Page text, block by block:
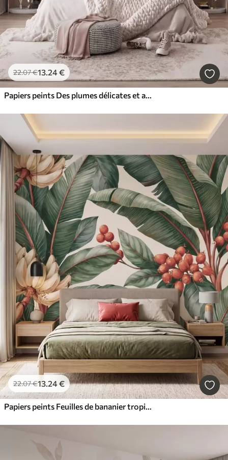
22.07€13.24€
Papiers peints Des plumes délicates et aériennes, nimbées d'une brume rose-pêche aux reflets chatoyants
22.07€13.24€
Papiers peints Feuilles de bananier tropicales ornées de grappes de baies de café rouges, style aquarelle